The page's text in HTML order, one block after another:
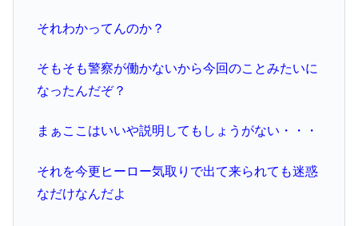
それわかってんのか？
そもそも警察が働かないから今回のことみたいに
なったんだぞ？
まぁここはいいや説明してもしょうがない・・・
それを今更ヒーロー気取りで出て来られても迷惑
なだけなんだよ